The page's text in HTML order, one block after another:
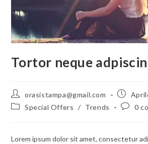
Tortor neque
Autore
dell'articolo:
orasistampa@gmail.com
Articolo
Categoria
Special Offers / Trends 0
Lorem ipsum dolor sit amet, consectetur